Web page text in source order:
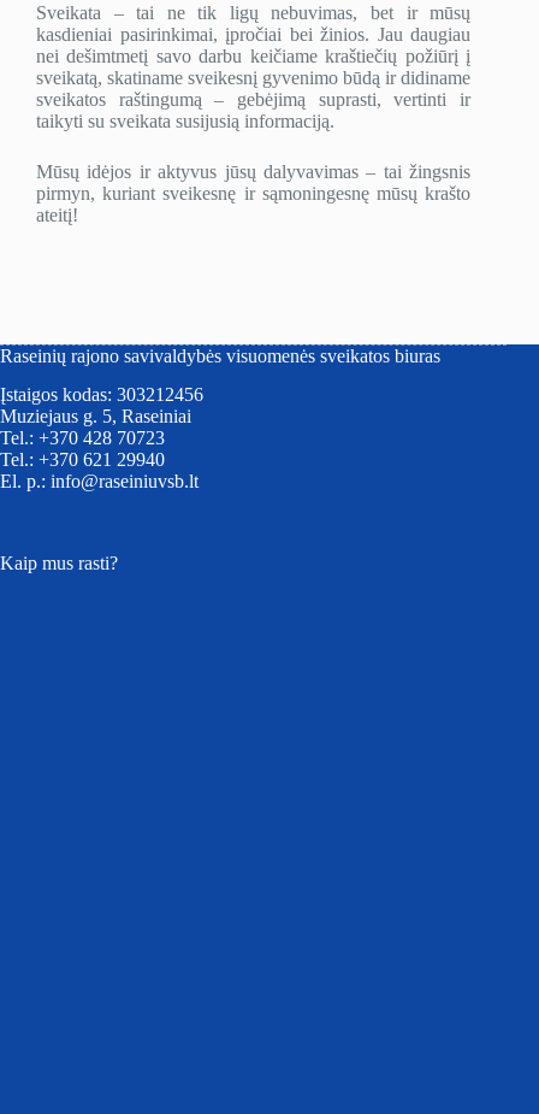
Sveikata – tai ne tik ligų nebuvimas, bet ir mūsų
kasdieniai pasirinkimai, įpročiai bei žinios. Jau daugiau
nei dešimtmetį savo darbu keičiame kraštiečių požiūrį į
sveikatą, skatiname sveikesnį gyvenimo būdą ir didiname
sveikatos raštingumą – gebėjimą suprasti, vertinti ir
taikyti su sveikata susijusią informaciją.
Mūsų idėjos ir aktyvus jūsų dalyvavimas – tai žingsnis
pirmyn, kuriant sveikesnę ir sąmoningesnę mūsų krašto
ateitį!
Raseinių rajono savivaldybės visuomenės sveikatos biuras
Įstaigos kodas: 303212456
Muziejaus g. 5, Raseiniai
Tel.: +370 428 70723
Tel.: +370 621 29940
El. p.: info@raseiniuvsb.lt
Kaip mus rasti?